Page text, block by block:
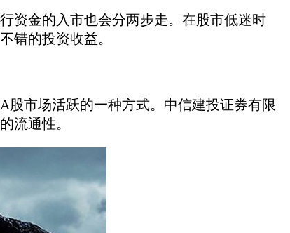
金的入市也会分两步走。在股市低迷时
错的投资收益。
市场活跃的一种方式。中信建投证券有限
流通性。